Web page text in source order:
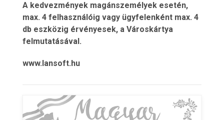
A kedvezmények magánszemélyek esetén,
max. 4 felhasználóig vagy ügyfelenként max. 4
db eszközig érvényesek, a Városkártya
felmutatásával.
www.lansoft.hu